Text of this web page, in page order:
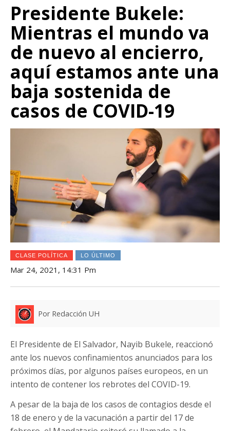
Presidente Bukele:
Mientras el mundo va
de nuevo al encierro,
aquí estamos ante una
baja sostenida de
casos de COVID-19
CLASE POLÍTICA LO ÚLTIMO
Mar 24, 2021, 14:31 Pm
Por Redacción UH
El Presidente de El Salvador, Nayib Bukele, reaccionó
ante los nuevos confinamientos anunciados para los
próximos días, por algunos países europeos, en un
intento de contener los rebrotes del COVID-19.
A pesar de la baja de los casos de contagios desde el
18 de enero y de la vacunación a partir del 17 de